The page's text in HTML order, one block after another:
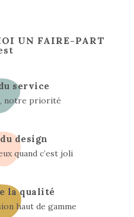
UN FAIRE-PART
service
notre priorité
design
quand c’est joli
la qualité
haut de gamme